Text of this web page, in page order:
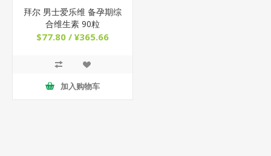
拜尔 男士爱乐维 备孕期综
合维生素 90粒
$77.80 / ¥365.66
加入购物车